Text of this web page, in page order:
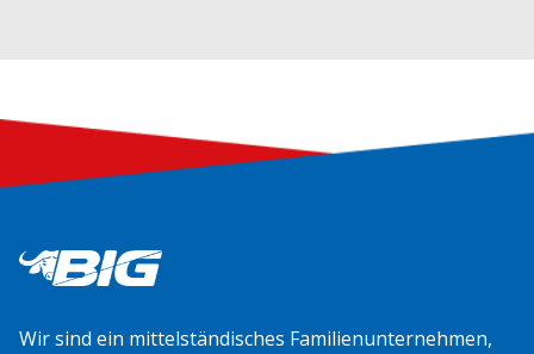
Wir sind ein mittelständisches Familienunternehmen,